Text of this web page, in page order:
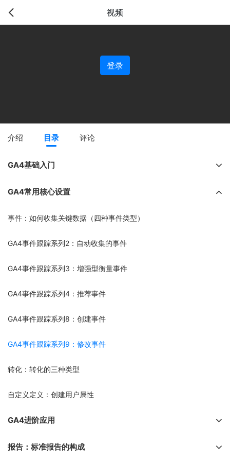
视频
登录
介绍 目录 评论
GA4基础入门
GA4常用核心设置
事件：如何收集关键数据（四种事件类型）
GA4事件跟踪系列2：自动收集的事件
GA4事件跟踪系列3：增强型衡量事件
GA4事件跟踪系列4：推荐事件
GA4事件跟踪系列8：创建事件
GA4事件跟踪系列9：修改事件
转化：转化的三种类型
自定义定义：创建用户属性
GA4进阶应用
报告：标准报告的构成